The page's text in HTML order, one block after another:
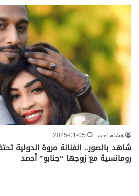
هشام احمد 2025-01-05
شاهد بالصور.. الفنانة مروة الدولية
رومانسية مع زوجها “جنابو” أحمد